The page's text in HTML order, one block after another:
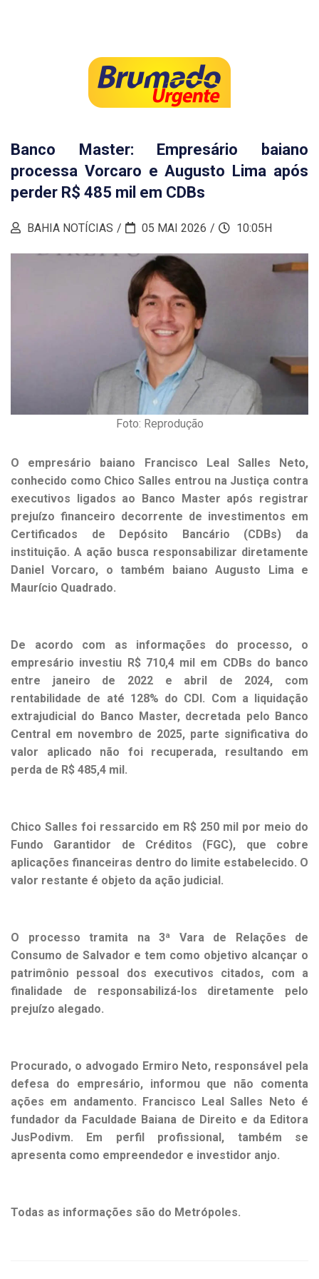
Banco Master: Empresário baiano
processa Vorcaro e Augusto Lima após
perder R$ 485 mil em CDBs
BAHIA NOTÍCIAS 05 MAI 2026 10:05H
Foto: Reprodução
O empresário baiano Francisco Leal Salles Neto,
conhecido como Chico Salles entrou na Justiça contra
executivos ligados ao Banco Master após registrar
prejuízo financeiro decorrente de investimentos em
Certificados de Depósito Bancário (CDBs) da
instituição. A ação busca responsabilizar diretamente
Daniel Vorcaro, o também baiano Augusto Lima e
Maurício Quadrado.
De acordo com as informações do processo, o
empresário investiu R$ 710,4 mil em CDBs do banco
entre janeiro de 2022 e abril de 2024, com
rentabilidade de até 128% do CDI. Com a liquidação
extrajudicial do Banco Master, decretada pelo Banco
Central em novembro de 2025, parte significativa do
valor aplicado não foi recuperada, resultando em
perda de R$ 485,4 mil.
Chico Salles foi ressarcido em R$ 250 mil por meio do
Fundo Garantidor de Créditos (FGC), que cobre
aplicações financeiras dentro do limite estabelecido. O
valor restante é objeto da ação judicial.
O processo tramita na 3ª Vara de Relações de
Consumo de Salvador e tem como objetivo alcançar o
patrimônio pessoal dos executivos citados, com a
finalidade de responsabilizá-los diretamente pelo
prejuízo alegado.
Procurado, o advogado Ermiro Neto, responsável pela
defesa do empresário, informou que não comenta
ações em andamento. Francisco Leal Salles Neto é
fundador da Faculdade Baiana de Direito e da Editora
JusPodivm. Em perfil profissional, também se
apresenta como empreendedor e investidor anjo.
Todas as informações são do Metrópoles.